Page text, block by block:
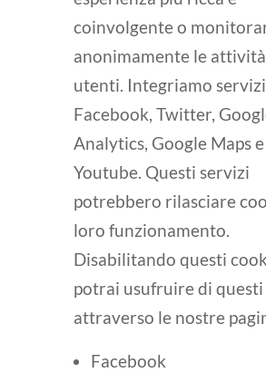
coinvolgente o
anonimamente le
utenti. Integriamo
Facebook, Twitter,
Analytics, Google Maps e
Youtube. Questi servizi
potrebbero rilasciare
loro funzionamento.
Disabilitando questi
potrai usufruire di
attraverso le nostre
Facebook